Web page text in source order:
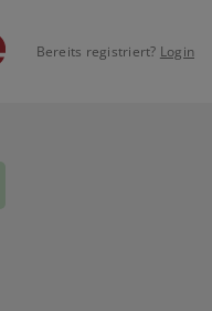
Bereits registriert? Login